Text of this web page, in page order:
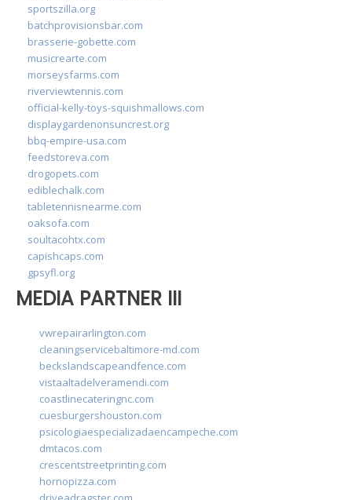
sportszilla.org
batchprovisionsbar.com
brasserie-gobette.com
musicrearte.com
morseysfarms.com
riverviewtennis.com
official-kelly-toys-squishmallows.com
displaygardenonsuncrest.org
bbq-empire-usa.com
feedstoreva.com
drogopets.com
ediblechalk.com
tabletennisnearme.com
oaksofa.com
soultacohtx.com
capishcaps.com
gpsyfl.org
MEDIA PARTNER III
vwrepairarlington.com
cleaningservicebaltimore-md.com
beckslandscapeandfence.com
vistaaltadelveramendi.com
coastlinecateringnc.com
cuesburgershouston.com
psicologiaespecializadaencampeche.com
dmtacos.com
crescentstreetprinting.com
hornopizza.com